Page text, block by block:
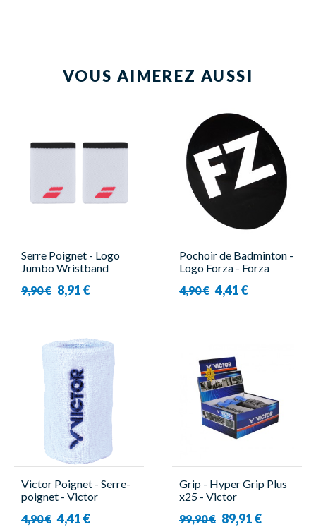
VOUS AIMEREZ AUSSI
Serre Poignet - Logo
Jumbo Wristband
9,90 € 8,91 €
Pochoir de Badminton -
Logo Forza - Forza
4,90 € 4,41 €
Victor Poignet - Serre-
poignet - Victor
4,90 € 4,41 €
Grip - Hyper Grip Plus
x25 - Victor
99,90 € 89,91 €